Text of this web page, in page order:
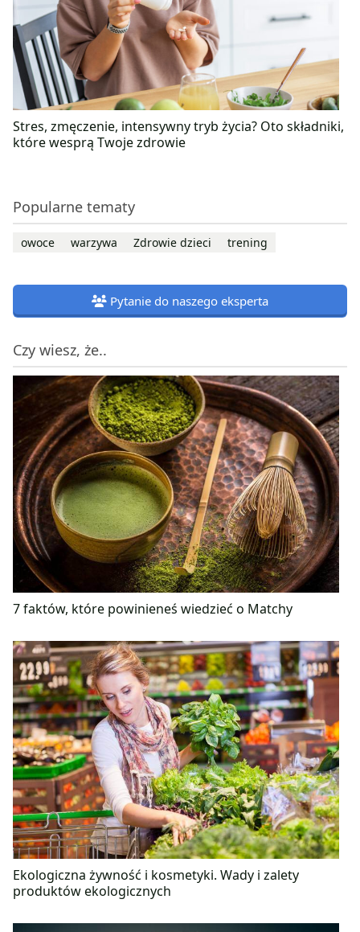
Stres, zmęczenie, intensywny tryb życia? Oto składniki,
które wesprą Twoje zdrowie
Popularne tematy
owoce warzywa Zdrowie dzieci trening
Pytanie do naszego eksperta
Czy wiesz, że..
7 faktów, które powinieneś wiedzieć o Matchy
Ekologiczna żywność i kosmetyki. Wady i zalety
produktów ekologicznych